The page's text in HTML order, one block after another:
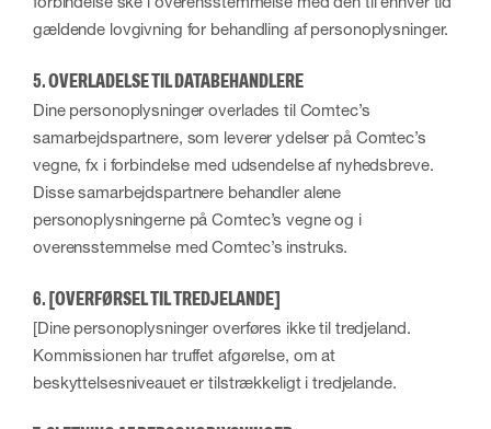
gældende lovgivning for behandling af personoplysninger.
5. OVERLADELSE TIL DATABEHANDLERE
Dine personoplysninger overlades til Comtec’s
samarbejdspartnere, som leverer ydelser på Comtec’s
vegne, fx i forbindelse med udsendelse af nyhedsbreve.
Disse samarbejdspartnere behandler alene
personoplysningerne på Comtec’s vegne og i
overensstemmelse med Comtec’s instruks.
6. [OVERFØRSEL TIL TREDJELANDE]
[Dine personoplysninger overføres ikke til tredjeland.
Kommissionen har truffet afgørelse, om at
beskyttelsesniveauet er tilstrækkeligt i tredjelande.